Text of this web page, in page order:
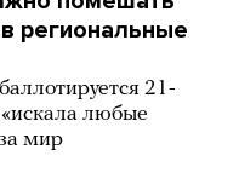
региональные
21-
любые
мир